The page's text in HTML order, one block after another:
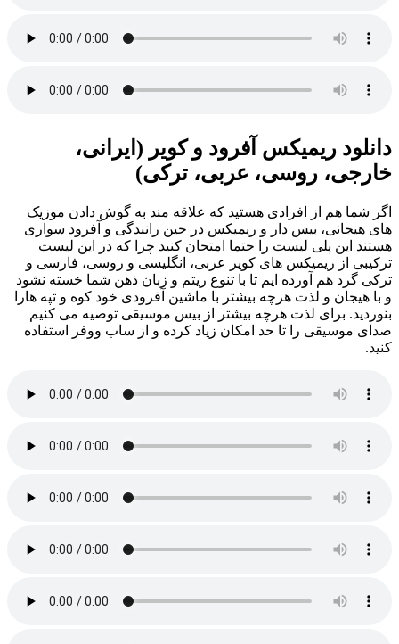
دانلود ریمیکس آفرود و کویر (ایرانی،
خارجی، روسی، عربی، ترکی)
اگر شما هم از افرادی هستید که علاقه مند به گوش دادن موزیک
های هیجانی، بیس دار و ریمیکس در حین رانندگی و آفرود سواری
هستند این پلی لیست را حتما امتحان کنید چرا که در این لیست
ترکیبی از ریمیکس های کویر عربی، انگلیسی و روسی، فارسی و
ترکی گرد هم آورده ایم تا با تنوع ریتم و زبان ذهن شما خسته نشود
و با هیجان و لذت هرچه بیشتر با ماشین آفرودی خود کوه و تپه هارا
بنوردید. برای لذت هرچه بیشتر از بیس موسیقی توصیه می کنیم
صدای موسیقی را تا حد امکان زیاد کرده و از ساب ووفر استفاده
کنید.